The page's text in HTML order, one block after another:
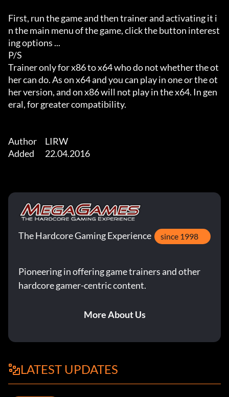
First, run the game and then trainer and activating it i
n the main menu of the game, click the button interest
ing options ...
P/S
Trainer only for x86 to x64 who do not whether the ot
her can do. As on x64 and you can play in one or the ot
her version, and on x86 will not play in the x64. In gen
eral, for greater compatibility.
Author	LIRW
Added	22.04.2016
The Hardcore Gaming Experience since 1998
Pioneering in offering game trainers and other
hardcore gamer-centric content.
More About Us
LATEST UPDATES